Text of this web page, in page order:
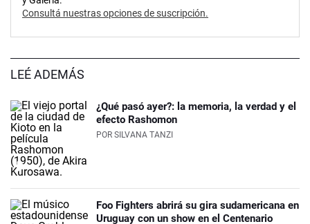
Consultá nuestras opciones de suscripción.
LEÉ ADEMÁS
¿Qué pasó ayer?: la memoria, la verdad y el
efecto Rashomon
POR SILVANA TANZI
Foo Fighters abrirá su gira sudamericana en
Uruguay con un show en el Centenario